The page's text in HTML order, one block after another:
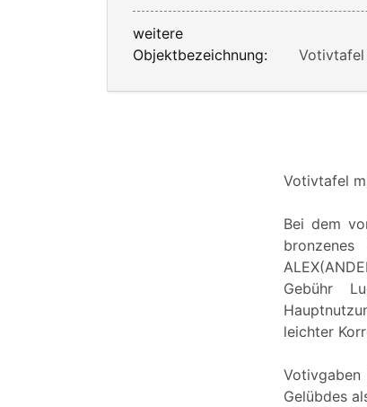
weitere
Objektbezeichnung:
Votivtafel
Bei dem
Gebühr
leichter
Gelübdes